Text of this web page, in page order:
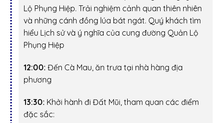
Lộ Phụng Hiệp. Trải nghiệm cảnh quan thiên nhiên
và những cánh đồng lúa bát ngát. Quý khách tìm
hiểu Lịch sử và ý nghĩa của cung đường Quản Lộ
Phụng Hiệp
12:00: Đến Cà Mau, ăn trưa tại nhà hàng địa
phương
13:30: Khởi hành đi Đất Mũi, tham quan các điểm
đặc sắc: